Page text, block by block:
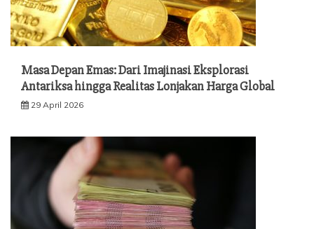
Masa Depan Emas: Dari Imajinasi Eksplorasi
Antariksa hingga Realitas Lonjakan Harga Global
29 April 2026